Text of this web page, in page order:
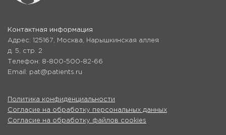
Контактная информация
Адрес: 125167, Москва, Нарышкинская аллея
д. 5, стр. 2
Телефон: 8-800-500-82-66
Email: pat@patients.ru
Политика конфиденциальности
Согласие на обработку персональных данных
Согласие на обработку файлов cookies